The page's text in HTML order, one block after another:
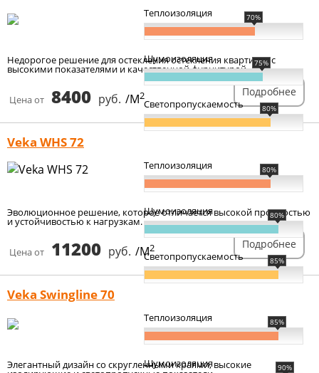
Недорогое решение для остекления остекления квартиры, с
высокими показателями и качественной фурнитурой.
Цена от 8400 руб. /М2
Теплоизоляция 70%
Шумоизоляция 75%
Светопропускаемость 80%
Подробнее
Veka WHS 72
Эволюционное решение, которое отличается высокой прочностью
и устойчивостью к нагрузкам.
Цена от 11200 руб. /М2
Теплоизоляция 80%
Шумоизоляция 80%
Светопропускаемость 85%
Подробнее
Veka Swingline 70
Элегантный дизайн со скругленными краями, высокие
Теплоизоляция 85%
Шумоизоляция 90%